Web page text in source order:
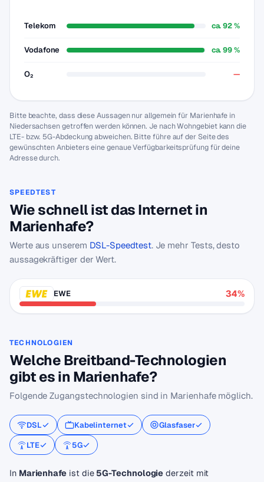
Telekom ca. 92 %
Vodafone ca. 99 %
O₂ —
Bitte beachte, dass diese Aussagen nur allgemein für Marienhafe in
Niedersachsen getroffen werden können. Je nach Wohngebiet kann die
LTE- bzw. 5G-Abdeckung abweichen. Bitte führe auf der Seite des
gewünschten Anbieters eine genaue Verfügbarkeitsprüfung für deine
Adresse durch.
SPEEDTEST
Wie schnell ist das Internet in
Marienhafe?
Werte aus unserem DSL-Speedtest. Je mehr Tests, desto
aussagekräftiger der Wert.
EWE 34%
TECHNOLOGIEN
Welche Breitband-Technologien
gibt es in Marienhafe?
Folgende Zugangstechnologien sind in Marienhafe möglich.
DSL Kabelinternet
Glasfaser
LTE
5G
In Marienhafe ist die 5G-Technologie derzeit mit